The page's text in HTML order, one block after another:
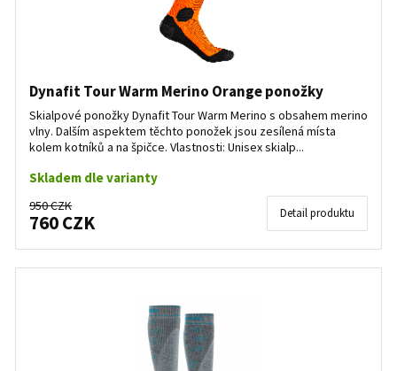
Dynafit Tour Warm Merino Orange ponožky
Skialpové ponožky Dynafit Tour Warm Merino s obsahem merino
vlny. Dalším aspektem těchto ponožek jsou zesílená místa
kolem kotníků a na špičce. Vlastnosti: Unisex skialp...
Skladem dle varianty
950 CZK
760 CZK Detail produktu